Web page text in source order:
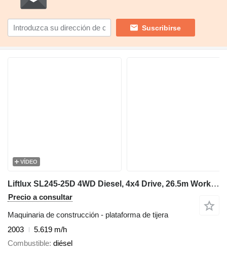
Suscribirse
VÍDEO
Liftlux SL245-25D 4WD Diesel, 4x4 Drive, 26.5m Working Hei
Precio a consultar
Maquinaria de construcción - plataforma de tijera
2003
5.619 m/h
Combustible diésel